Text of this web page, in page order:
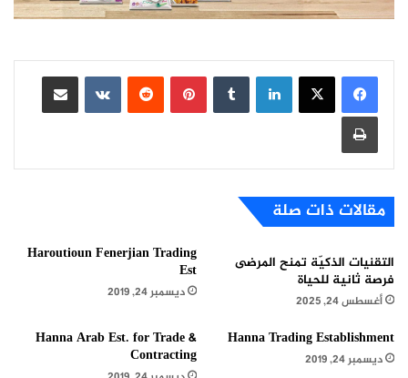
لينكدإن بينتيريست
مشاركة عبر البريد
طباعة
مقالات ذات صلة
التقنيات الذكيّة تمنح المرضى
فرصة ثانية للحياة
أغسطس 24, 2025
Haroutioun Fenerjian Trading
Est
ديسمبر 24, 2019
Hanna Trading Establishment
ديسمبر 24, 2019
Hanna Arab Est. for Trade &
Contracting